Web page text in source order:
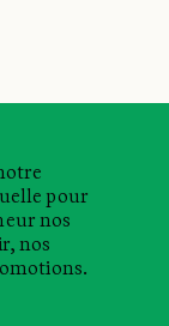
pour
nos
nos